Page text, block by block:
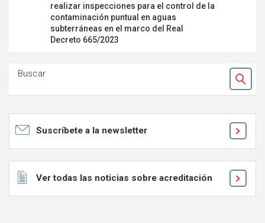
realizar inspecciones para el control de la
contaminación puntual en aguas
subterráneas en el marco del Real
Decreto 665/2023
Buscar
Ok
Suscríbete a la newsletter
Ver todas las noticias sobre acreditación